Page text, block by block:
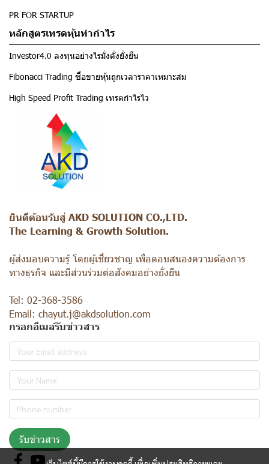
PR FOR STARTUP
หลักสูตรเทรดหุ้นทำกำไร
Investor4.0 ลงทุนอย่างไรมั่งคั่งยั่งยืน
Fibonacci Trading ซื้อขายหุ้นถูกเวลาราคาเหมาะสม
High Speed Profit Trading เทรดกำไรไว
ยินดีต้อนรับสู่ AKD SOLUTION CO.,LTD.
The Learning & Growth Solution.
ผู้ส่งมอบความรู้ โดยผู้เชี่ยวชาญ เพื่อตอบสนองความต้องการ
ทางธุรกิจ และมีส่วนร่วมต่อสังคมอย่างยั่งยืน
Tel: 02-368-3586
Email: chayut.j@akdsolution.com
กรอกอีเมล์รับข่าวสาร
รับข่าวสาร